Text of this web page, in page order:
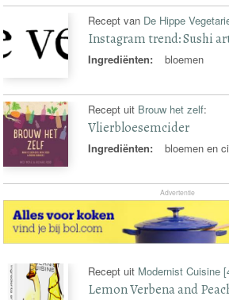
Recept van De Hippe
Instagram trend: Sushi
Ingrediënten: bloemen
Recept uit Brouw het zelf:
Vlierbloesemcider
Ingrediënten: bloemen en
Advertentie
Recept uit Modernist Cuisine
Lemon Verbena and